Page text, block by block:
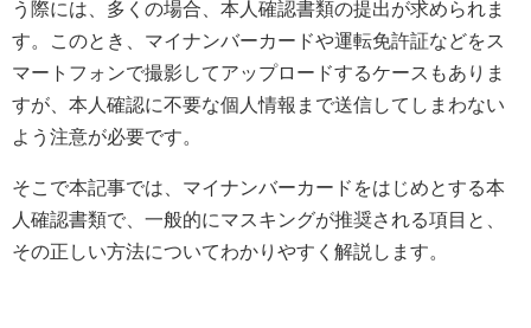
う際には、多くの場合、本人確認書類の提出が求められま
す。このとき、マイナンバーカードや運転免許証などをス
マートフォンで撮影してアップロードするケースもありま
すが、本人確認に不要な個人情報まで送信してしまわない
よう注意が必要です。
そこで本記事では、マイナンバーカードをはじめとする本
人確認書類で、一般的にマスキングが推奨される項目と、
その正しい方法についてわかりやすく解説します。​